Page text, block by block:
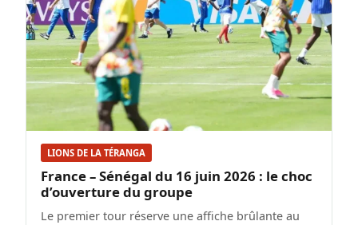
LIONS DE LA TÉRANGA
France – Sénégal du 16 juin 2026 : le choc
d’ouverture du groupe
Le premier tour réserve une affiche brûlante au